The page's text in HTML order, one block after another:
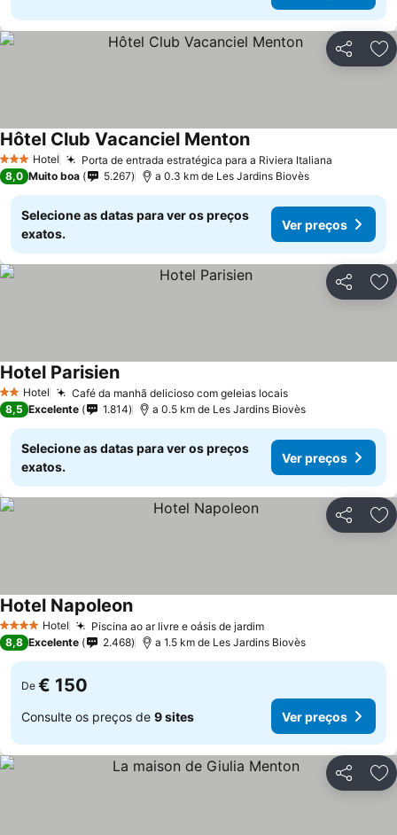
Partilhar
3 EstrelasHotel Porta de entrada estratégica para a Riviera Italiana
Hôtel Club Vacanciel Menton
8,0 Muito boa 5.267 a 0.3 km de Les Jardins Biovès
Selecione as datas para ver os preços
exatos.
Ver preços
Partilhar
2 Estrelas
Hotel Café da manhã delicioso com geleias locais
Hotel Parisien
8,5 Excelente 1.814 a 0.5 km de Les Jardins Biovès
Selecione as datas para ver os preços
exatos.
Ver preços
Partilhar
4 EstrelasHotel Piscina ao ar livre e oásis de jardim
Hotel Napoleon
8,8 Excelente 2.468 a 1.5 km de Les Jardins Biovès
De € 150
Consulte os preços de 9 sites Ver preços
Partilhar